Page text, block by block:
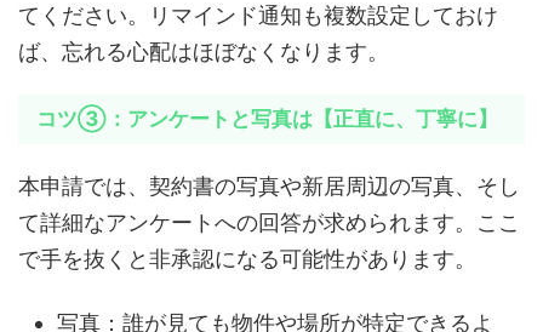
てください。リマインド通知も複数設定しておけ
ば、忘れる心配はほぼなくなります。
コツ③：アンケートと写真は【正直に、丁寧に】
本申請では、契約書の写真や新居周辺の写真、そし
て詳細なアンケートへの回答が求められます。ここ
で手を抜くと非承認になる可能性があります。
写真：誰が見ても物件や場所が特定できるよ